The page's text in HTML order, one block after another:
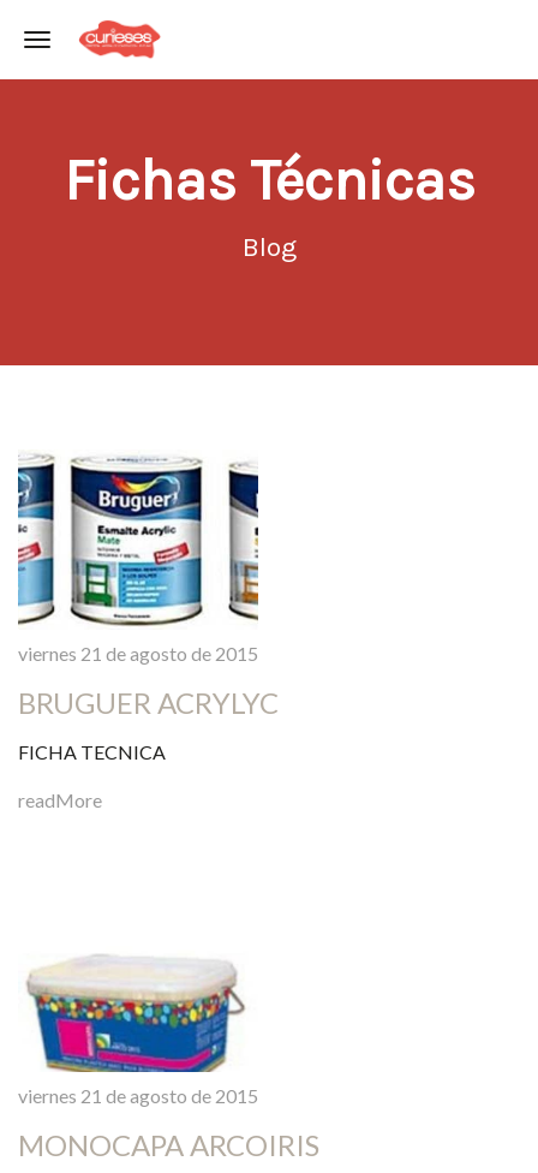
Toggle navigation
Fichas Técnicas
Blog
viernes 21 de agosto de 2015
BRUGUER ACRYLYC
FICHA TECNICA
readMore
viernes 21 de agosto de 2015
MONOCAPA ARCOIRIS